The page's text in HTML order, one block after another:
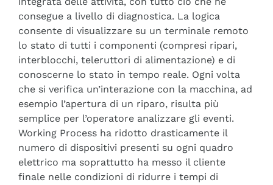
consegue a livello di diagnostica. La logica
consente di visualizzare su un terminale remoto
lo stato di tutti i componenti (compresi ripari,
interblocchi, teleruttori di alimentazione) e di
conoscerne lo stato in tempo reale. Ogni volta
che si verifica un’interazione con la macchina, ad
esempio l’apertura di un riparo, risulta più
semplice per l’operatore analizzare gli eventi.
Working Process ha ridotto drasticamente il
numero di dispositivi presenti su ogni quadro
elettrico ma soprattutto ha messo il cliente
finale nelle condizioni di ridurre i tempi di